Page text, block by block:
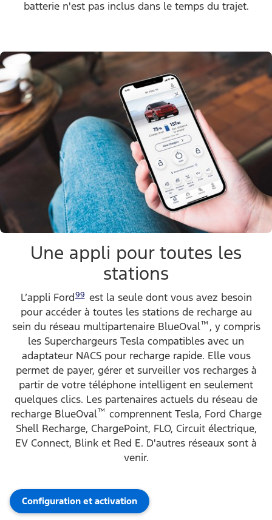
batterie n'est pas inclus dans le temps du trajet.
Une appli pour toutes les
stations
L’appli Ford99 est la seule dont vous avez besoin
pour accéder à toutes les stations de recharge au
sein du réseau multipartenaire BlueOval™ , y compris
les Superchargeurs Tesla compatibles avec un
adaptateur NACS pour recharge rapide. Elle vous
permet de payer, gérer et surveiller vos recharges à
partir de votre téléphone intelligent en seulement
quelques clics. Les partenaires actuels du réseau de
recharge BlueOval™ comprennent Tesla, Ford Charge
Shell Recharge, ChargePoint, FLO, Circuit électrique,
EV Connect, Blink et Red E. D'autres réseaux sont à
venir.
Configuration et activation